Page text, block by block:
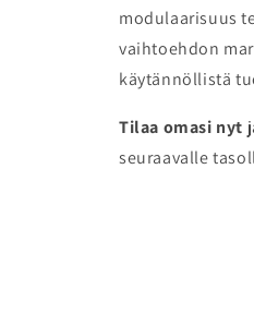
modulaarisuus
vaihtoehdon
käytännöllistä
Tilaa omasi nyt
seuraavalle